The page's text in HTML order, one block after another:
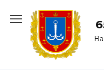
до